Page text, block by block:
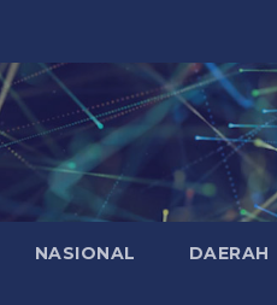
NASIONAL DAERAH